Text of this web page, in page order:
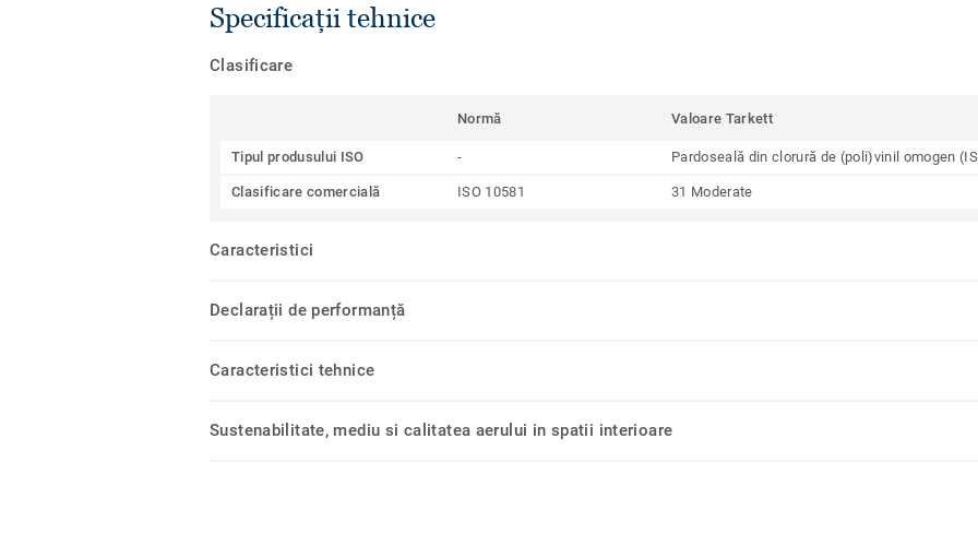
Specificații tehnice
Clasificare
Normă Valoare Tarkett
Tipul produsului ISO - Pardoseală din clorură de (poli)vinil omogen
Clasificare comercială ISO 10581 31 Moderate
Caracteristici
Declarații de performanță
Caracteristici tehnice
Sustenabilitate, mediu si calitatea aerului in spatii interioare